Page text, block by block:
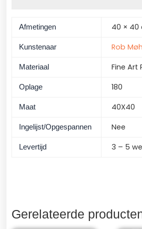
Afmetingen 40 × 40
Kunstenaar Rob
Materiaal Fine Art
Oplage 180
Maat 40X40
Ingelijst/Opgespannen Nee
Levertijd 3 – 5
Gerelateerde